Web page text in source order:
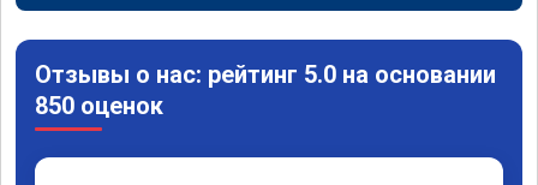
Отзывы о нас: рейтинг 5.0 на основании
850 оценок